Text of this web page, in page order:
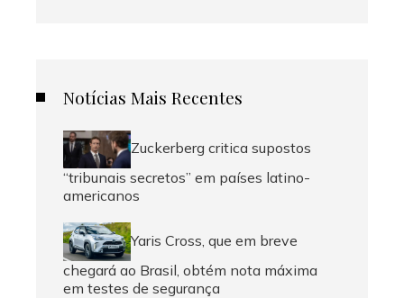
Notícias Mais Recentes
Zuckerberg critica supostos
“tribunais secretos” em países latino-
americanos
Yaris Cross, que em breve
chegará ao Brasil, obtém nota máxima
em testes de segurança